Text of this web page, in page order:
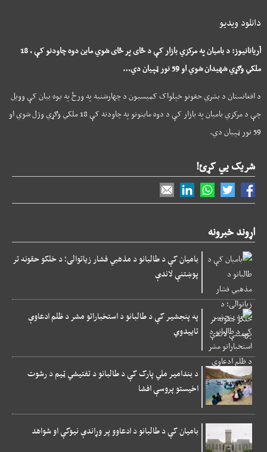
دانلود ویدیو
آریانانیوز: د بامیان په مرکزي بازار کې د ځای پر ځای شوي ماین دوه چاودنو کې ، 18
ملکي وګړي شهیدان شوي او 59 نور ټپیان دي…
د افغانستان د بشري حقونو خپلواک کمیسیون د چهارشنبه په ورځ په یوه بیان کې وویل
چې د مرکزي بامیان په بازار کې د دوه ماینونو په چاودنه کې 18 ملکي وګړي وژل شوي او
59 نور ټپیان دي.
شریک یي کړئ!
اړوند خبرونه
بامیان کې د طالبانو د مذهبي فشار زیاتوالی؛ د خلکو حقونه تر
پوښتنې لاندې
په پنجشیر کې د طالبانو د استخباراتو مشر د ظلم ادعاوې
تاییدوي
د بندامیر ملي پارک کې د طالبانو د تفتیشي ټیم د رشوت
اخیستو پروسې افشا
بامیان کې د طالبانو د ادعاوو پر وړاندې نیوکې او شواهد